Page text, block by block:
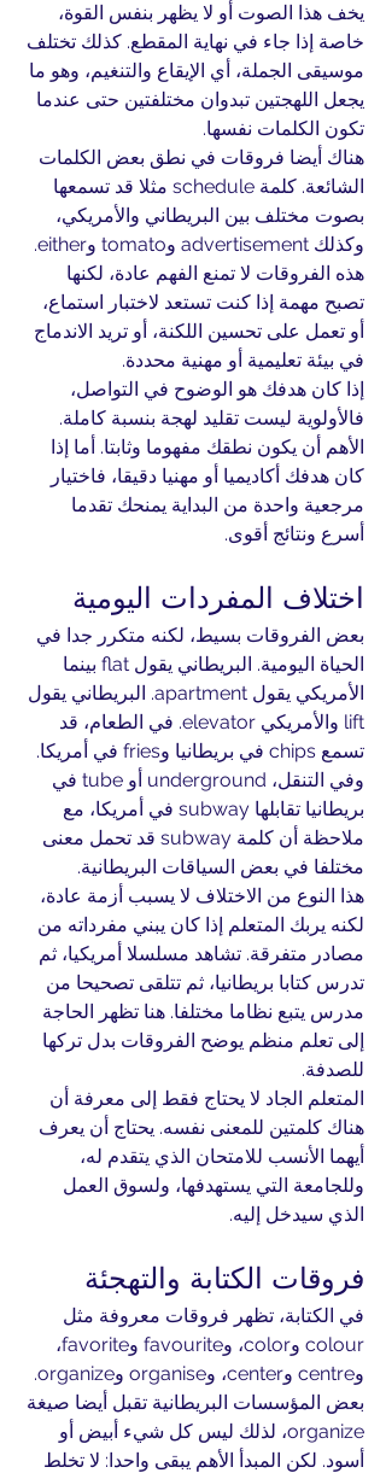
يخف هذا الصوت أو لا يظهر بنفس القوة،
خاصة إذا جاء في نهاية المقطع. كذلك تختلف
موسيقى الجملة، أي الإيقاع والتنغيم، وهو ما
يجعل اللهجتين تبدوان مختلفتين حتى عندما
تكون الكلمات نفسها.
هناك أيضا فروقات في نطق بعض الكلمات
الشائعة. كلمة schedule مثلا قد تسمعها
بصوت مختلف بين البريطاني والأمريكي،
وكذلك advertisement وtomato وeither.
هذه الفروقات لا تمنع الفهم عادة، لكنها
تصبح مهمة إذا كنت تستعد لاختبار استماع،
أو تعمل على تحسين اللكنة، أو تريد الاندماج
في بيئة تعليمية أو مهنية محددة.
إذا كان هدفك هو الوضوح في التواصل،
فالأولوية ليست تقليد لهجة بنسبة كاملة.
الأهم أن يكون نطقك مفهوما وثابتا. أما إذا
كان هدفك أكاديميا أو مهنيا دقيقا، فاختيار
مرجعية واحدة من البداية يمنحك تقدما
أسرع ونتائج أقوى.
اختلاف المفردات اليومية
بعض الفروقات بسيط، لكنه متكرر جدا في
الحياة اليومية. البريطاني يقول flat بينما
الأمريكي يقول apartment. البريطاني يقول
lift والأمريكي elevator. في الطعام، قد
تسمع chips في بريطانيا وfries في أمريكا.
وفي التنقل، underground أو tube في
بريطانيا تقابلها subway في أمريكا، مع
ملاحظة أن كلمة subway قد تحمل معنى
مختلفا في بعض السياقات البريطانية.
هذا النوع من الاختلاف لا يسبب أزمة عادة،
لكنه يربك المتعلم إذا كان يبني مفرداته من
مصادر متفرقة. تشاهد مسلسلا أمريكيا، ثم
تدرس كتابا بريطانيا، ثم تتلقى تصحيحا من
مدرس يتبع نظاما مختلفا. هنا تظهر الحاجة
إلى تعلم منظم يوضح الفروقات بدل تركها
للصدفة.
المتعلم الجاد لا يحتاج فقط إلى معرفة أن
هناك كلمتين للمعنى نفسه. يحتاج أن يعرف
أيهما الأنسب للامتحان الذي يتقدم له،
وللجامعة التي يستهدفها، ولسوق العمل
الذي سيدخل إليه.
فروقات الكتابة والتهجئة
في الكتابة، تظهر فروقات معروفة مثل
colour وcolor، وfavourite وfavorite،
وcentre وcenter، وorganise وorganize.
بعض المؤسسات البريطانية تقبل أيضا صيغة
organize، لذلك ليس كل شيء أبيض أو
أسود. لكن المبدأ الأهم يبقى واحدا: لا تخلط